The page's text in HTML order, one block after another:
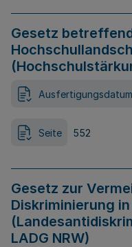
Gesetz
Ausfertigungsdatum
Seite 552
Gesetz zur
Diskriminierung
LADG NRW)